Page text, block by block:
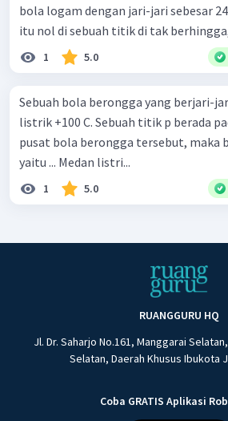
bola logam dengan jari-jari sebesar
itu nol di sebuah titik di tak berhingga,
1 5.0
Sebuah bola berongga yang berjari-
listrik +100 C. Sebuah titik p berada
pusat bola berongga tersebut, maka
yaitu ... Medan listri...
1 5.0
RUANGGURU HQ
Jl. Dr. Saharjo No.161, Manggarai
Selatan, Daerah Khusus Ibukota
Coba GRATIS Aplikasi